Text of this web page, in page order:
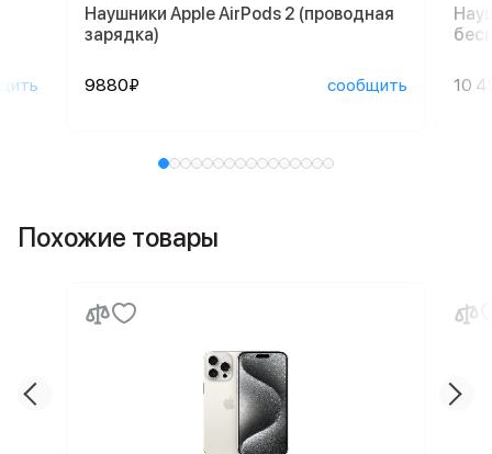
Наушники Apple AirPods 2 (проводная
зарядка)
9880₽ сообщить 10
Похожие товары